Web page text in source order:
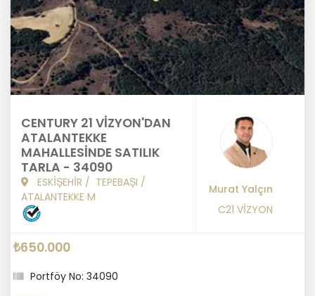
CENTURY 21 VİZYON'DAN
ATALANTEKKE
MAHALLESİNDE SATILIK
TARLA - 34090
ESKİŞEHİR / TEPEBAŞI /
ATALANTEKKE M
Murat Yalçın
C21 VİZYON
₺650.000
Portföy No: 34090